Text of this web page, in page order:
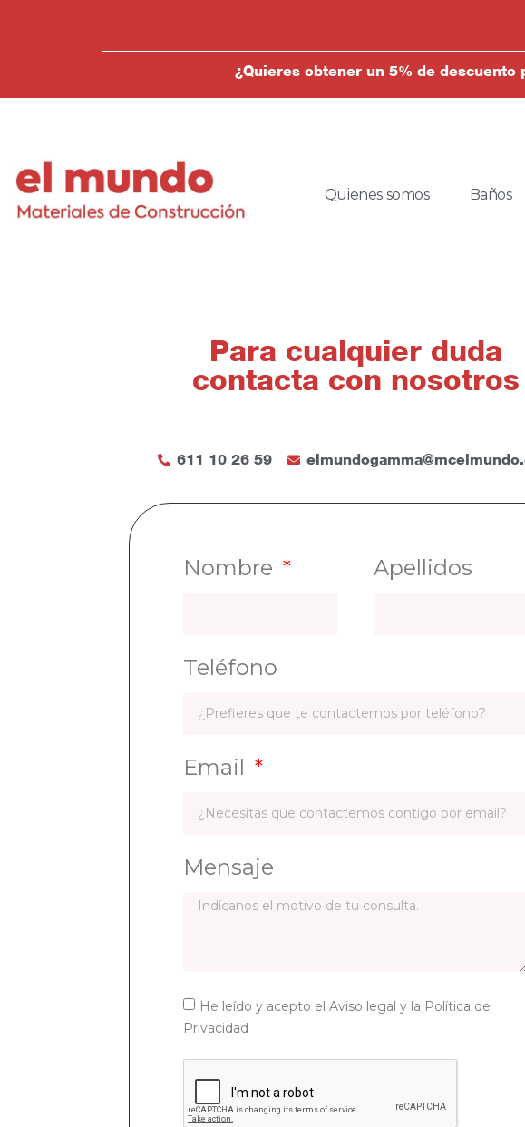
¿Quieres obtener un 5% de descuento
Quienes somos Baños
Para cualquier duda
contacta con nosotros
611 10 26 59
Nombre Apellidos
Teléfono
Email
Mensaje
He leído y acepto el Aviso legal y la Política de
Privacidad